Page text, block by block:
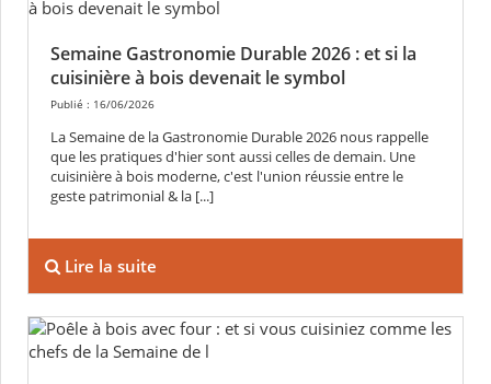
Semaine Gastronomie Durable 2026 : et si la
cuisinière à bois devenait le symbol
Publié : 16/06/2026
La Semaine de la Gastronomie Durable 2026 nous rappelle
que les pratiques d'hier sont aussi celles de demain. Une
cuisinière à bois moderne, c'est l'union réussie entre le
geste patrimonial & la [...]
Lire la suite